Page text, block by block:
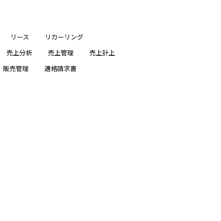
リース
リカーリング
売上分析
売上管理
売上計上
販売管理
適格請求書